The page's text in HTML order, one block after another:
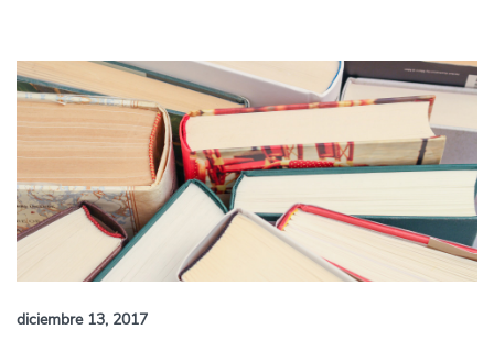
diciembre 13, 2017